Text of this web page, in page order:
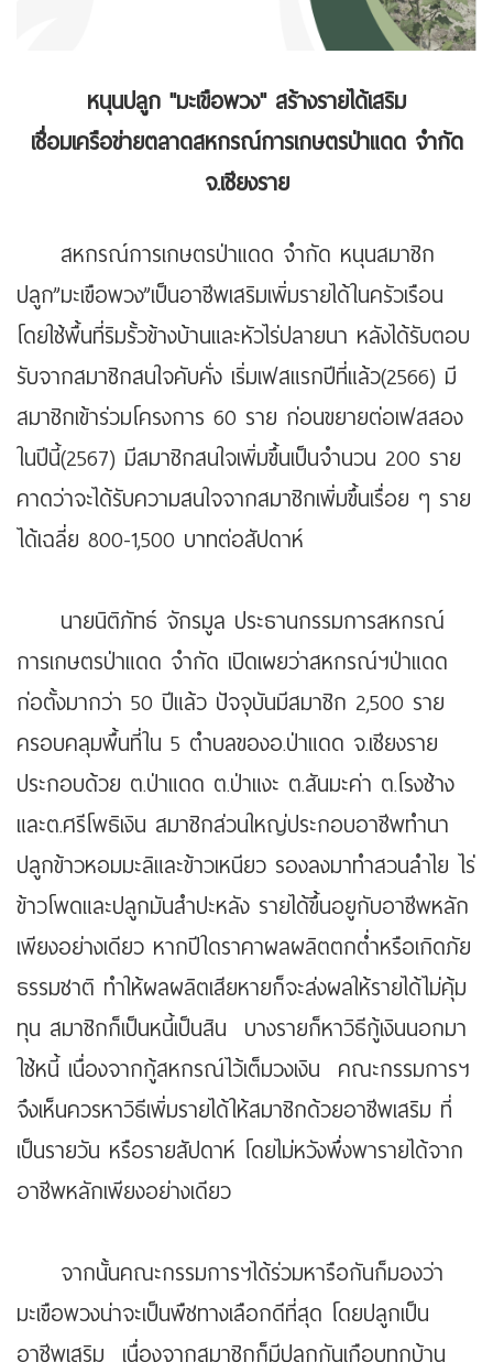
หนุนปลูก "มะเขือพวง" สร้างรายได้เสริม
เชื่อมเครือข่ายตลาดสหกรณ์การเกษตรป่าแดด จำกัด
จ.เชียงราย
สหกรณ์การเกษตรป่าแดด จำกัด หนุนสมาชิก
ปลูก”มะเขือพวง”เป็นอาชีพเสริมเพิ่มรายได้ในครัวเรือน
โดยใช้พื้นที่ริมรั้วข้างบ้านและหัวไร่ปลายนา หลังได้รับตอบ
รับจากสมาชิกสนใจคับคั่ง เริ่มเฟสแรกปีที่แล้ว(2566) มี
สมาชิกเข้าร่วมโครงการ 60 ราย ก่อนขยายต่อเฟสสอง
ในปีนี้(2567) มีสมาชิกสนใจเพิ่มขึ้นเป็นจำนวน 200 ราย
คาดว่าจะได้รับความสนใจจากสมาชิกเพิ่มขึ้นเรื่อย ๆ ราย
ได้เฉลี่ย 800-1,500 บาทต่อสัปดาห์
นายนิติภัทธ์ จักรมูล ประธานกรรมการสหกรณ์
การเกษตรป่าแดด จำกัด เปิดเผยว่าสหกรณ์ฯป่าแดด
ก่อตั้งมากว่า 50 ปีแล้ว ปัจจุบันมีสมาชิก 2,500 ราย
ครอบคลุมพื้นที่ใน 5 ตำบลของอ.ป่าแดด จ.เชียงราย
ประกอบด้วย ต.ป่าแดด ต.ป่าแงะ ต.สันมะค่า ต.โรงช้าง
และต.ศรีโพธิเงิน สมาชิกส่วนใหญ่ประกอบอาชีพทำนา
ปลูกข้าวหอมมะลิและข้าวเหนียว รองลงมาทำสวนลำไย ไร่
ข้าวโพดและปลูกมันสำปะหลัง รายได้ขึ้นอยูกับอาชีพหลัก
เพียงอย่างเดียว หากปีใดราคาผลผลิตตกต่ำหรือเกิดภัย
ธรรมชาติ ทำให้ผลผลิตเสียหายก็จะส่งผลให้รายได้ไม่คุ้ม
ทุน สมาชิกก็เป็นหนี้เป็นสิน บางรายก็หาวิธีกู้เงินนอกมา
ใช้หนี้ เนื่องจากกู้สหกรณ์ไว้เต็มวงเงิน คณะกรรมการฯ
จึงเห็นควรหาวิธีเพิ่มรายได้ให้สมาชิกด้วยอาชีพเสริม ที่
เป็นรายวัน หรือรายสัปดาห์ โดยไม่หวังพึ่งพารายได้จาก
อาชีพหลักเพียงอย่างเดียว
จากนั้นคณะกรรมการฯได้ร่วมหารือกันก็มองว่า
มะเขือพวงน่าจะเป็นพืชทางเลือกดีที่สุด โดยปลูกเป็น